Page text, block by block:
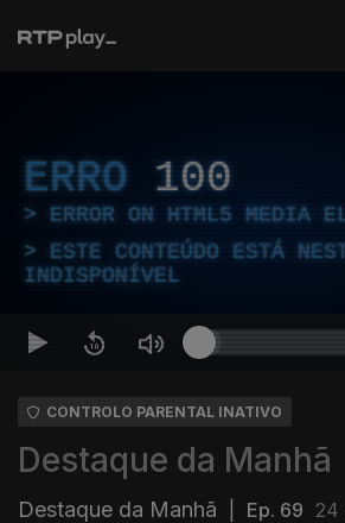
ERRO 100
ERROR ON HTML5 MEDIA
ESTE CONTEÚDO ESTÁ
INDISPONÍVEL
CONTROLO PARENTAL INATIVO
Destaque da Manhã
Destaque da Manhã Ep. 69 24